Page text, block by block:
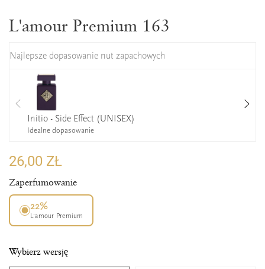
L'amour Premium 163
Najlepsze dopasowanie nut zapachowych
Initio - Side Effect (UNISEX)
Idealne dopasowanie
26,00 ZŁ
Zaperfumowanie
22%
L’amour Premium
Wybierz wersję